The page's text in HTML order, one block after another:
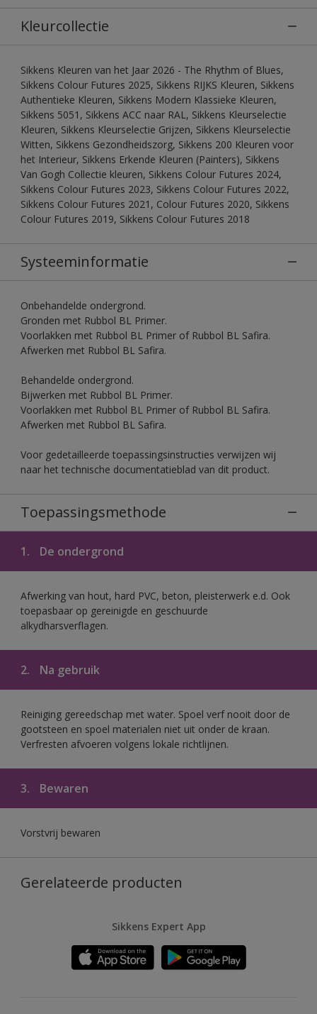
Kleurcollectie
Sikkens Kleuren van het Jaar 2026 - The Rhythm of Blues,
Sikkens Colour Futures 2025, Sikkens RIJKS Kleuren, Sikkens
Authentieke Kleuren, Sikkens Modern Klassieke Kleuren,
Sikkens 5051, Sikkens ACC naar RAL, Sikkens Kleurselectie
Kleuren, Sikkens Kleurselectie Grijzen, Sikkens Kleurselectie
Witten, Sikkens Gezondheidszorg, Sikkens 200 Kleuren voor
het Interieur, Sikkens Erkende Kleuren (Painters), Sikkens
Van Gogh Collectie kleuren, Sikkens Colour Futures 2024,
Sikkens Colour Futures 2023, Sikkens Colour Futures 2022,
Sikkens Colour Futures 2021, Colour Futures 2020, Sikkens
Colour Futures 2019, Sikkens Colour Futures 2018
Systeeminformatie
Onbehandelde ondergrond.
Gronden met Rubbol BL Primer.
Voorlakken met Rubbol BL Primer of Rubbol BL Safira.
Afwerken met Rubbol BL Safira.
Behandelde ondergrond.
Bijwerken met Rubbol BL Primer.
Voorlakken met Rubbol BL Primer of Rubbol BL Safira.
Afwerken met Rubbol BL Safira.
Voor gedetailleerde toepassingsinstructies verwijzen wij
naar het technische documentatieblad van dit product.
Toepassingsmethode
1. De ondergrond
Afwerking van hout, hard PVC, beton, pleisterwerk e.d. Ook
toepasbaar op gereinigde en geschuurde
alkydharsverflagen.
2. Na gebruik
Reiniging gereedschap met water. Spoel verf nooit door de
gootsteen en spoel materialen niet uit onder de kraan.
Verfresten afvoeren volgens lokale richtlijnen.
3. Bewaren
Vorstvrij bewaren
Gerelateerde producten
Sikkens Expert App